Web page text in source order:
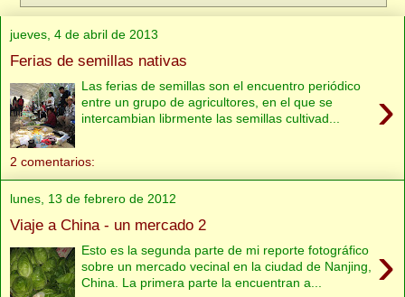
jueves, 4 de abril de 2013
Ferias de semillas nativas
›
Las ferias de semillas son el encuentro periódico
entre un grupo de agricultores, en el que se
intercambian librmente las semillas cultivad...
2 comentarios:
lunes, 13 de febrero de 2012
Viaje a China - un mercado 2
›
Esto es la segunda parte de mi reporte fotográfico
sobre un mercado vecinal en la ciudad de Nanjing,
China. La primera parte la encuentran a...